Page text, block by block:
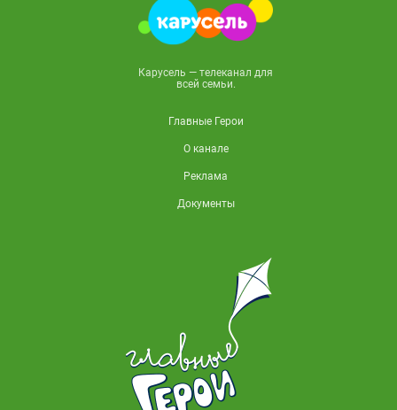
Карусель — телеканал для
всей семьи.
Главные Герои
О канале
Реклама
Документы